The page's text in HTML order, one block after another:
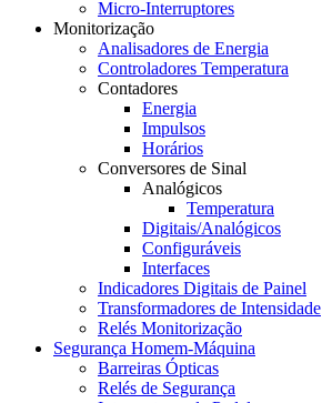
Micro-Interruptores
Monitorização
Analisadores de Energia
Controladores Temperatura
Contadores
Energia
Impulsos
Horários
Conversores de Sinal
Analógicos
Temperatura
Digitais/Analógicos
Configuráveis
Interfaces
Indicadores Digitais de Painel
Transformadores de Intensidade
Relés Monitorização
Segurança Homem-Máquina
Barreiras Ópticas
Relés de Segurança